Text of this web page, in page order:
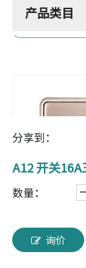
产品类目
分享到：
A12 开关
数量：
询价